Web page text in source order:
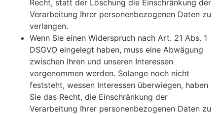
Recht, statt der Löschung die Einschränkung der
Verarbeitung Ihrer personenbezogenen Daten zu
verlangen.
Wenn Sie einen Widerspruch nach Art. 21 Abs. 1
DSGVO eingelegt haben, muss eine Abwägung
zwischen Ihren und unseren Interessen
vorgenommen werden. Solange noch nicht
feststeht, wessen Interessen überwiegen, haben
Sie das Recht, die Einschränkung der
Verarbeitung Ihrer personenbezogenen Daten zu